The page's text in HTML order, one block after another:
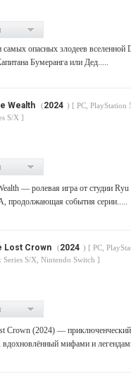
опасных злодеев вселенной
Бумеранга или Дед.....
Wealth (2024 ) [ PC, PlayStation
S/X ]
— ролевая игра от студии
продолжающая события серии.....
Lost Crown (2024 ) [ PC,
S/X, Nintendo Switch ]
Crown (2024) —
мифами и